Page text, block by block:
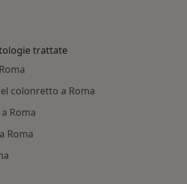
trattate
colonretto a Roma
Roma
Roma